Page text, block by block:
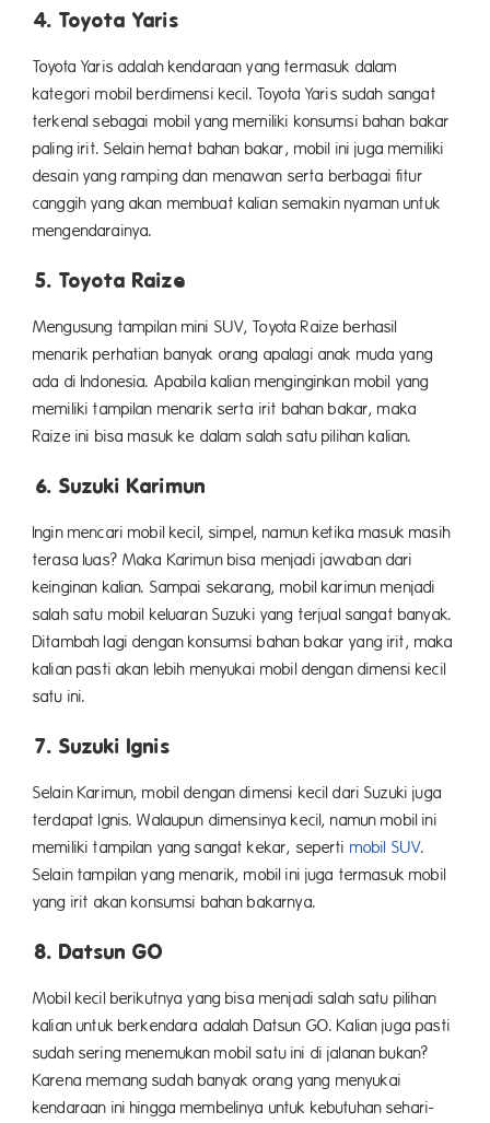
4. Toyota Yaris
Toyota Yaris adalah kendaraan yang termasuk dalam
kategori mobil berdimensi kecil. Toyota Yaris sudah sangat
terkenal sebagai mobil yang memiliki konsumsi bahan bakar
paling irit. Selain hemat bahan bakar, mobil ini juga memiliki
desain yang ramping dan menawan serta berbagai fitur
canggih yang akan membuat kalian semakin nyaman untuk
mengendarainya.
5. Toyota Raize
Mengusung tampilan mini SUV, Toyota Raize berhasil
menarik perhatian banyak orang apalagi anak muda yang
ada di Indonesia. Apabila kalian menginginkan mobil yang
memiliki tampilan menarik serta irit bahan bakar, maka
Raize ini bisa masuk ke dalam salah satu pilihan kalian.
6. Suzuki Karimun
Ingin mencari mobil kecil, simpel, namun ketika masuk masih
terasa luas? Maka Karimun bisa menjadi jawaban dari
keinginan kalian. Sampai sekarang, mobil karimun menjadi
salah satu mobil keluaran Suzuki yang terjual sangat banyak.
Ditambah lagi dengan konsumsi bahan bakar yang irit, maka
kalian pasti akan lebih menyukai mobil dengan dimensi kecil
satu ini.
7. Suzuki Ignis
Selain Karimun, mobil dengan dimensi kecil dari Suzuki juga
terdapat Ignis. Walaupun dimensinya kecil, namun mobil ini
memiliki tampilan yang sangat kekar, seperti mobil SUV.
Selain tampilan yang menarik, mobil ini juga termasuk mobil
yang irit akan konsumsi bahan bakarnya.
8. Datsun GO
Mobil kecil berikutnya yang bisa menjadi salah satu pilihan
kalian untuk berkendara adalah Datsun GO. Kalian juga pasti
sudah sering menemukan mobil satu ini di jalanan bukan?
Karena memang sudah banyak orang yang menyukai
kendaraan ini hingga membelinya untuk kebutuhan sehari-